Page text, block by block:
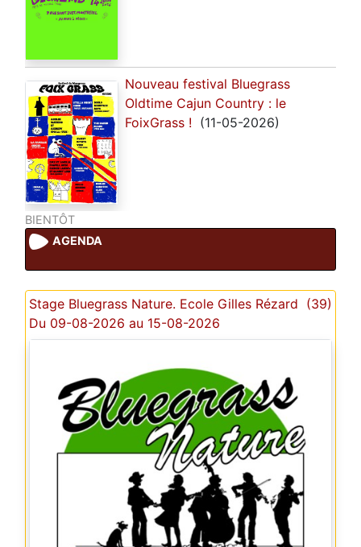
Nouveau festival Bluegrass
Oldtime Cajun Country : le
FoixGrass ! (11-05-2026)
BIENTÔT
AGENDA
Stage Bluegrass Nature. Ecole Gilles Rézard (39)
Du 09-08-2026 au 15-08-2026